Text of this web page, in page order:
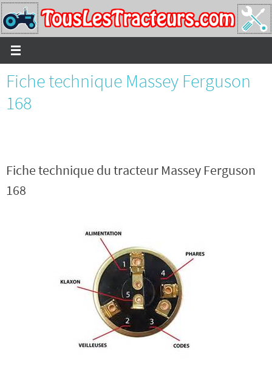
Passer
vers
le
contenu
Fiche technique Massey Ferguson
168
Fiche technique du tracteur Massey Ferguson
168